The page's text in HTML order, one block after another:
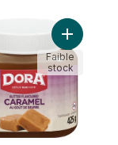
Fraise Rhub Leg
Ajouter
Faible
stock